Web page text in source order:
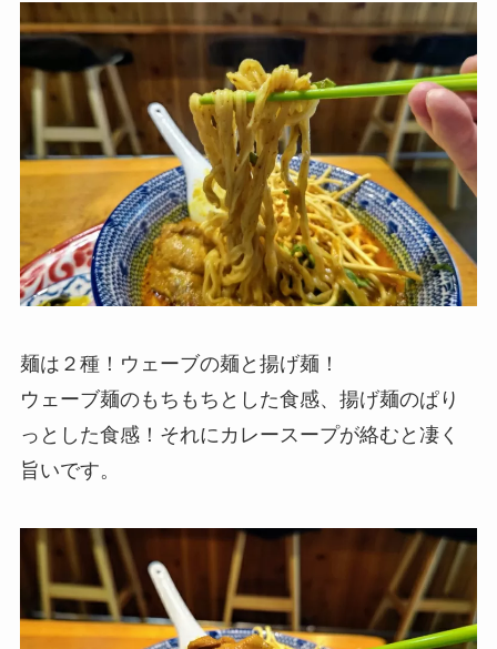
麺は２種！ウェーブの麺と揚げ麺！
ウェーブ麺のもちもちとした食感、揚げ麺のぱり
っとした食感！それにカレースープが絡むと凄く
旨いです。